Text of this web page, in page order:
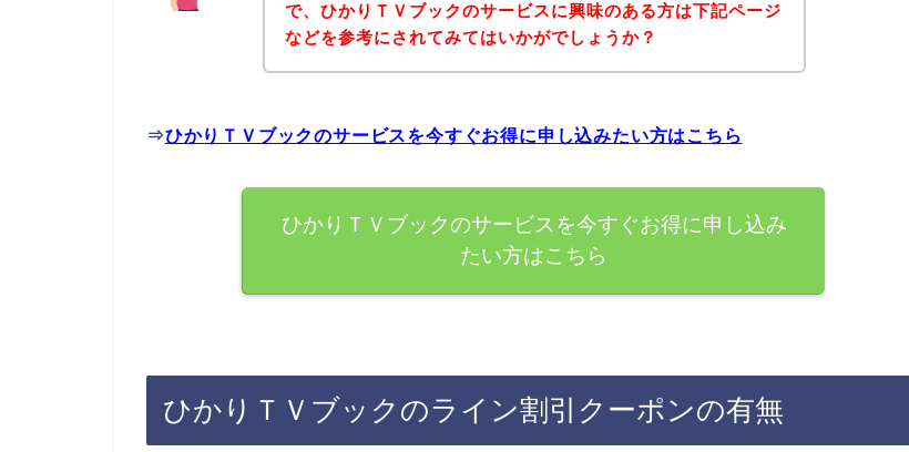
で、ひかりＴＶブックのサービスに興味のある方は下記ページ
などを参考にされてみてはいかがでしょうか？
⇒ひかりＴＶブックのサービスを今すぐお得に申し込みたい方はこちら
ひかりＴＶブックのサービスを今すぐお得に申し込み
たい方はこちら
ひかりＴＶブックのライン割引クーポンの有無